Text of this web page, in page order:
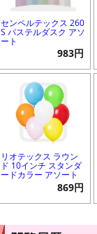
センペルテックス 260
S パステルダスク アソ
ート
983円
リオテックス ラウン
ド 10インチ スタンダ
ードカラー アソート
869円